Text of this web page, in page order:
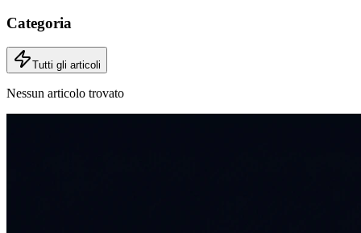
Categoria
Tutti gli articoli
Nessun articolo trovato